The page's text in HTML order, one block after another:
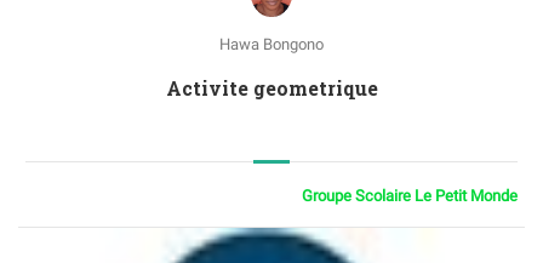
Hawa Bongono
Activite geometrique
Groupe Scolaire Le Petit Monde